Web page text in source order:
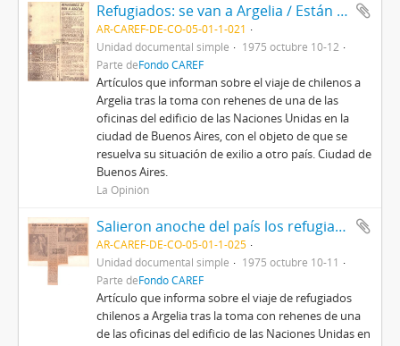
Refugiados: se van a Argelia / Están en Argelia los refugiados.
AR-CAREF-DE-CO-05-01-1-021
Unidad documental simple
1975 octubre 10-12
Parte deFondo CAREF
Artículos que informan sobre el viaje de chilenos a
Argelia tras la toma con rehenes de una de las
oficinas del edificio de las Naciones Unidas en la
ciudad de Buenos Aires, con el objeto de que se
resuelva su situación de exilio a otro país. Ciudad de
Buenos Aires.
La Opinión
Salieron anoche del país los refugiados políticos
AR-CAREF-DE-CO-05-01-1-025
Unidad documental simple
1975 octubre 10-11
Parte deFondo CAREF
Artículo que informa sobre el viaje de refugiados
chilenos a Argelia tras la toma con rehenes de una
de las oficinas del edificio de las Naciones Unidas en